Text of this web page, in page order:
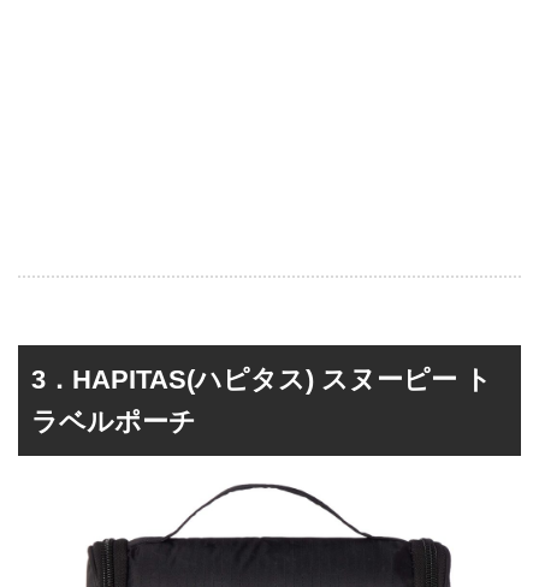
3．HAPITAS(ハピタス) スヌーピー ト
ラベルポーチ